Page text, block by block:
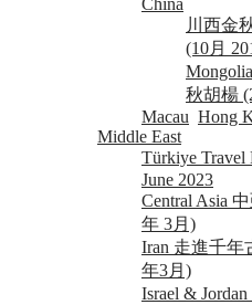
China
川西金
(10月
秋胡楊
Macau Hong
Middle East
Türkiye
June 2023
Central Asia
年 3月)
Iran 走進千年
年3月)
Israel &